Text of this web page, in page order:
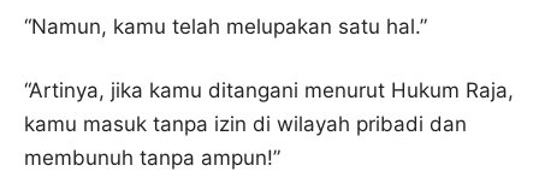
“Namun, kamu telah melupakan satu hal.”
“Artinya, jika kamu ditangani menurut Hukum Raja,
kamu masuk tanpa izin di wilayah pribadi dan
membunuh tanpa ampun!”